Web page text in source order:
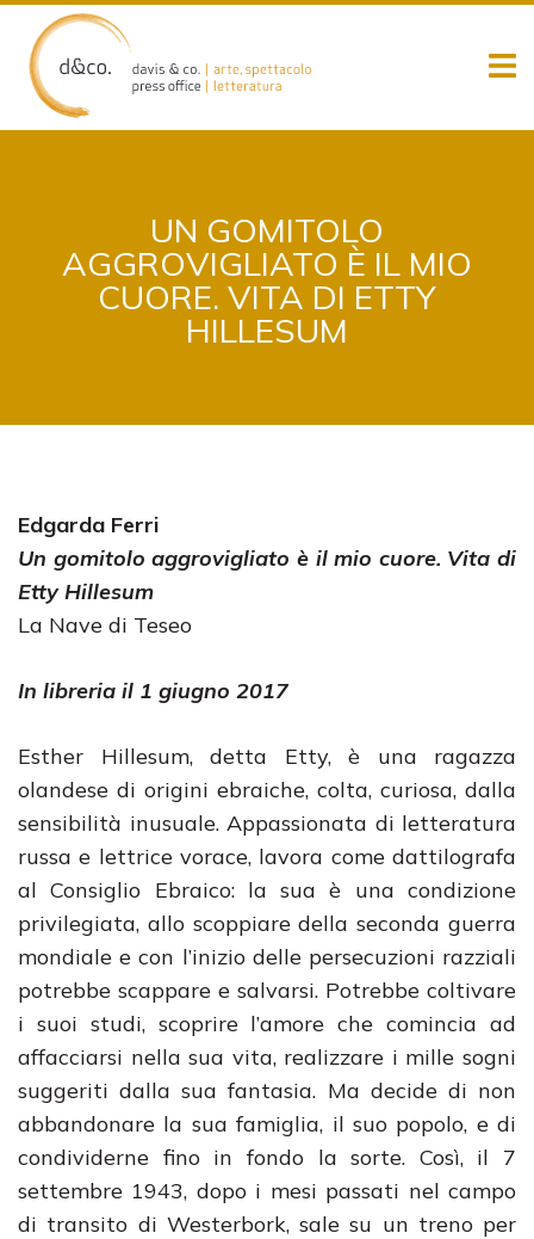
content
UN GOMITOLO
AGGROVIGLIATO È IL MIO
CUORE. VITA DI ETTY
HILLESUM
Edgarda Ferri
Un gomitolo aggrovigliato è il mio cuore. Vita di
Etty Hillesum
La Nave di Teseo
In libreria il 1 giugno 2017
Esther Hillesum, detta Etty, è una ragazza
olandese di origini ebraiche, colta, curiosa, dalla
sensibilità inusuale. Appassionata di letteratura
russa e lettrice vorace, lavora come dattilografa
al Consiglio Ebraico: la sua è una condizione
privilegiata, allo scoppiare della seconda guerra
mondiale e con l’inizio delle persecuzioni razziali
potrebbe scappare e salvarsi. Potrebbe coltivare
i suoi studi, scoprire l’amore che comincia ad
affacciarsi nella sua vita, realizzare i mille sogni
suggeriti dalla sua fantasia. Ma decide di non
abbandonare la sua famiglia, il suo popolo, e di
condividerne fino in fondo la sorte. Così, il 7
settembre 1943, dopo i mesi passati nel campo
di transito di Westerbork, sale su un treno per